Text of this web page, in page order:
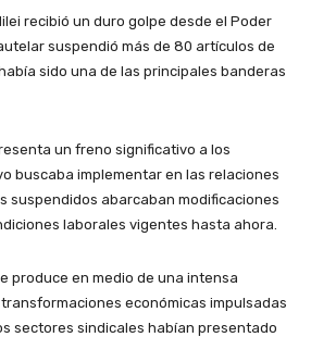
recibió un duro golpe desde el Poder
suspendió más de 80 artículos de
sido una de las principales banderas
un freno significativo a los
buscaba implementar en las relaciones
suspendidos abarcaban modificaciones
laborales vigentes hasta ahora.
produce en medio de una intensa
económicas impulsadas
sectores sindicales habían presentado